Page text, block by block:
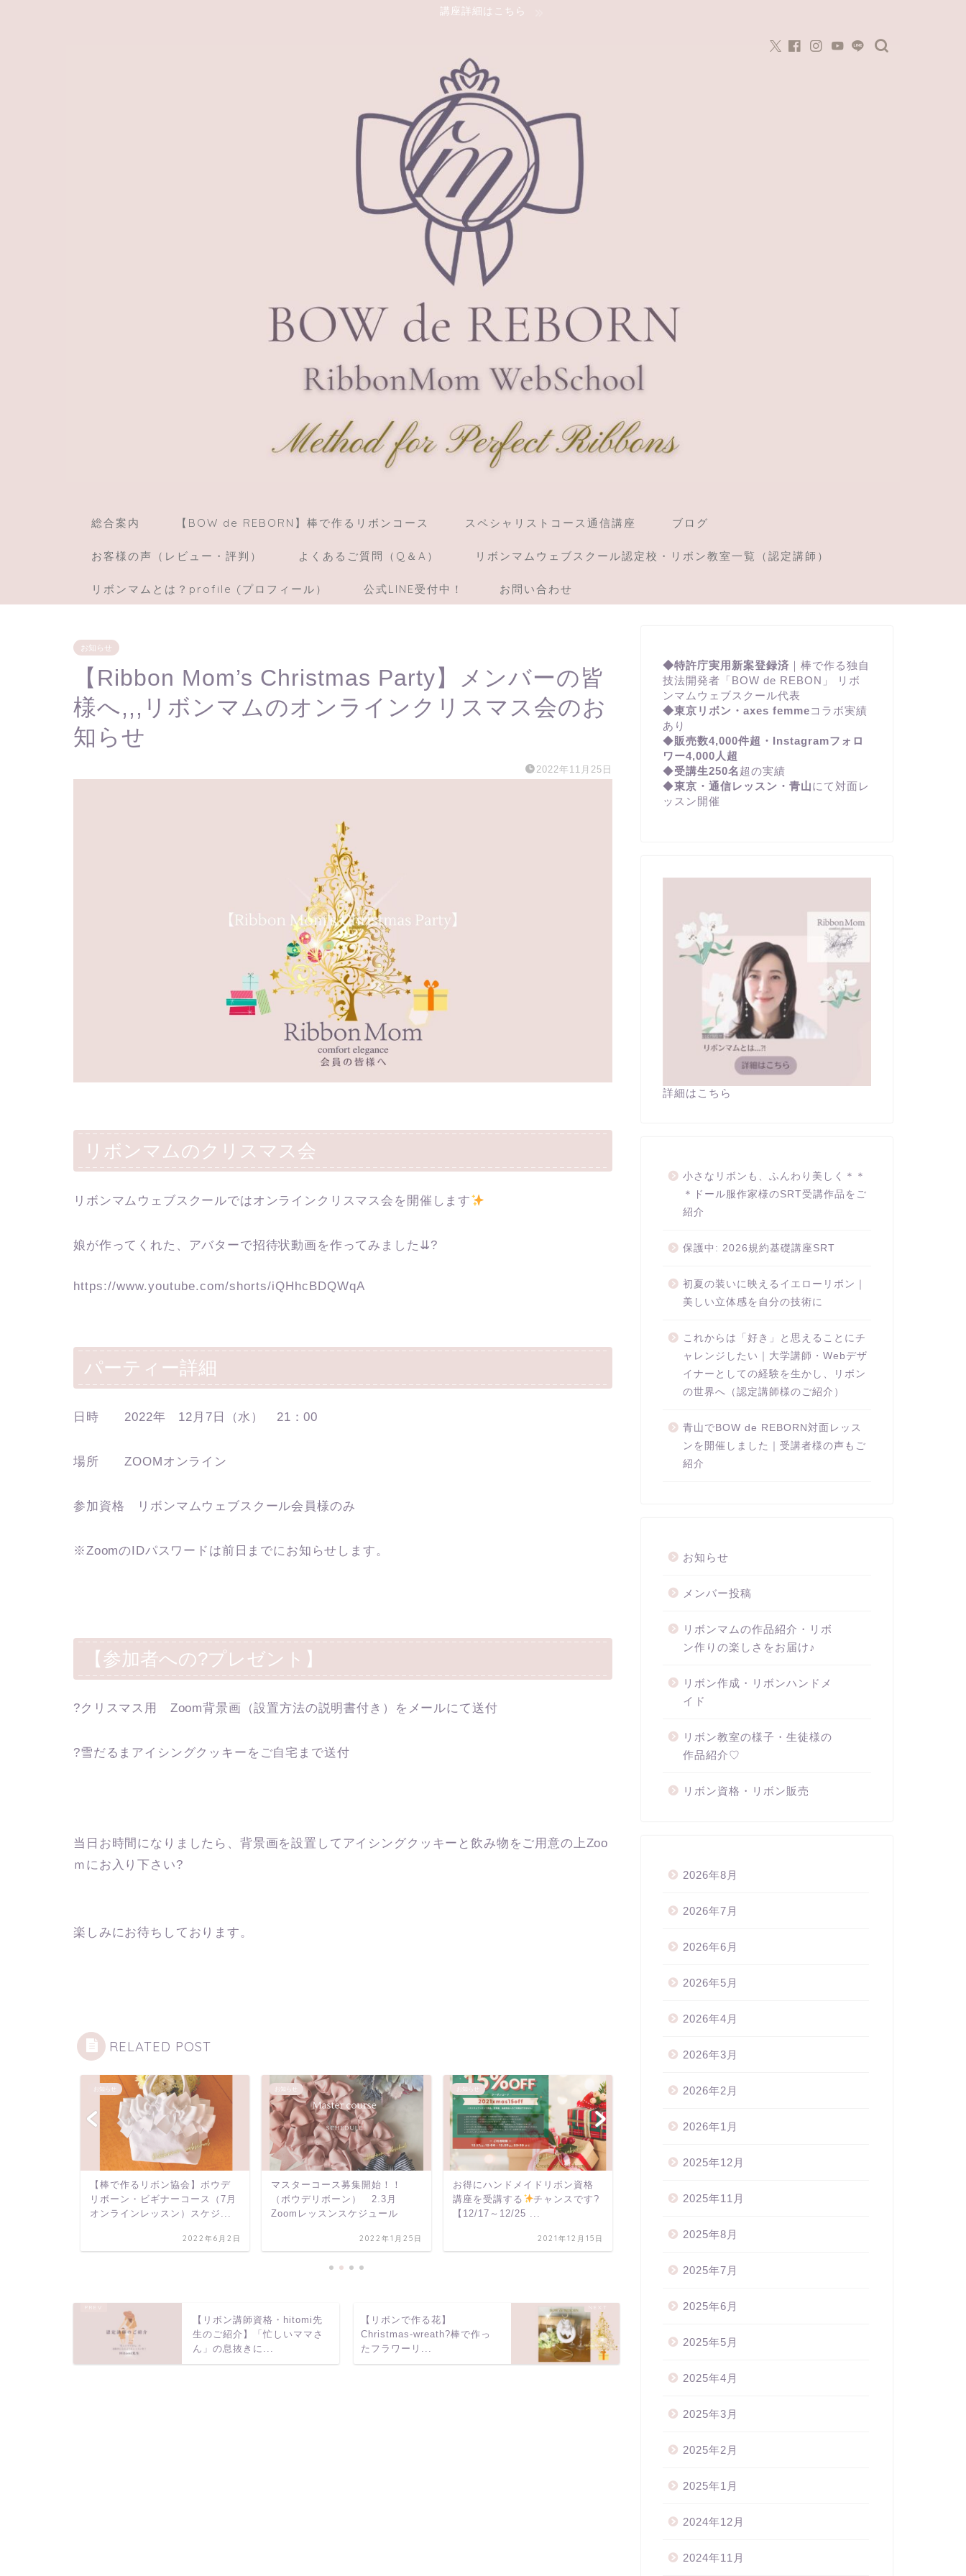
講座詳細はこちら
総合案内 【BOW de REBORN】棒で作るリボンコース スペシャリストコース通信講座 ブログ
お客様の声（レビュー・評判） よくあるご質問（Q＆A） リボンマムウェブスクール認定校・リボン教室一覧（認定講師）
リボンマムとは？profile (プロフィール） 公式LINE受付中！ お問い合わせ
お知らせ
【Ribbon Mom’s Christmas Party】メンバーの皆
様へ,,,リボンマムのオンラインクリスマス会のお
知らせ
2022年11月25日
リボンマムのクリスマス会
リボンマムウェブスクールではオンラインクリスマス会を開催します
娘が作ってくれた、アバターで招待状動画を作ってみました⇊?
https://www.youtube.com/shorts/iQHhcBDQWqA
パーティー詳細
日時 2022年 12月7日（水） 21：00
場所 ZOOMオンライン
参加資格 リボンマムウェブスクール会員様のみ
※ZoomのIDパスワードは前日までにお知らせします。
【参加者への?プレゼント】
?クリスマス用 Zoom背景画（設置方法の説明書付き）をメールにて送付
?雪だるまアイシングクッキーをご自宅まで送付
当日お時間になりましたら、背景画を設置してアイシングクッキーと飲み物をご用意の上Zoo
ｍにお入り下さい?
楽しみにお待ちしております。
RELATED POST
お知らせ
【棒で作るリボン協会】ボウデ
リボーン・ビギナーコース（7月
オンラインレッスン）スケジ...
2022年6月2日
お知らせ
マスターコース募集開始！！
（ボウデリボーン） 2.3月
Zoomレッスンスケジュール
2022年1月25日
お知らせ
お得にハンドメイドリボン資格
講座を受講する
チャンスです?
【12/17～12/25 ...
2021年12月15日
ス 募集！➡満員御礼！！
【リボン講師資格・hitomi先
生のご紹介】「忙しいママさ
ん」の息抜きに...
【リボンで作る花】
Christmas-wreath?棒で作っ
たフラワーリ...
◆特許庁実用新案登録済 ｜棒で作る独自
技法開発者「BOW de REBON」 リボ
ンマムウェブスクール代表
◆東京リボン・axes femmeコラボ実績
あり
◆販売数4,000件超・Instagramフォロ
ワー4,000人超
◆受講生250名 超の実績
◆東京・通信レッスン・青山にて対面レ
ッスン開催
詳細はこちら
小さなリボンも、ふんわり美しく＊＊
＊ドール服作家様のSRT受講作品をご
紹介
保護中: 2026規約基礎講座SRT
初夏の装いに映えるイエローリボン｜
美しい立体感を自分の技術に
これからは「好き」と思えることにチ
ャレンジしたい｜大学講師・Webデザ
イナーとしての経験を生かし、リボン
の世界へ（認定講師様のご紹介）
青山でBOW de REBORN対面レッス
ンを開催しました｜受講者様の声もご
紹介
お知らせ
メンバー投稿
リボンマムの作品紹介・リボ
ン作りの楽しさをお届け♪
リボン作成・リボンハンドメ
イド
リボン教室の様子・生徒様の
作品紹介♡
リボン資格・リボン販売
2026年8月
2026年7月
2026年6月
2026年5月
2026年4月
2026年3月
2026年2月
2026年1月
2025年12月
2025年11月
2025年8月
2025年7月
2025年6月
2025年5月
2025年4月
2025年3月
2025年2月
2025年1月
2024年12月
2024年11月